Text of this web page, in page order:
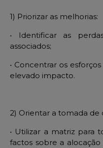
1) Priorizar as melhorias:
• Identificar as
associados;
• Concentrar os esfor
elevado impacto.
2) Orientar a tomada de
• Utilizar a matriz para
factos sobre a